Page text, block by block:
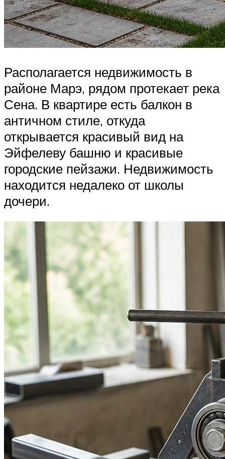
Располагается недвижимость в
районе Марэ, рядом протекает река
Сена. В квартире есть балкон в
античном стиле, откуда
открывается красивый вид на
Эйфелеву башню и красивые
городские пейзажи. Недвижимость
находится недалеко от школы
дочери.